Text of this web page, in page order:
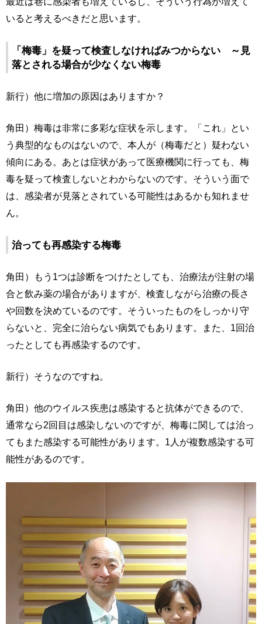
いると考えるべきだと思います。
「梅毒」を疑って検査しなければみつからない ～見
落とされる場合が少なくない梅毒
新行）他に増加の原因はありますか？
角田）梅毒は非常に多彩な症状を示します。「これ」とい
う典型的なものはないので、本人が（梅毒だと）疑わない
傾向にある。あとは症状があって医療機関に行っても、梅
毒を疑って検査しないとわからないのです。そういう面で
は、感染者が見落とされている可能性はあるかも知れませ
ん。
治っても再感染する梅毒
角田）もう1つは診断をつけたとしても、治療法が注射の場
合と飲み薬の場合がありますが、検査しながら治療の長さ
や回数を決めているのです。そういったものをしっかり守
らないと、完全に治らない病気でもあります。また、1回治
ったとしても再感染するのです。
新行）そうなのですね。
角田）他のウイルス疾患は感染すると抗体ができるので、
通常なら2回目は感染しないのですが、梅毒に関しては治っ
てもまた感染する可能性があります。1人が複数感染する可
能性があるのです。